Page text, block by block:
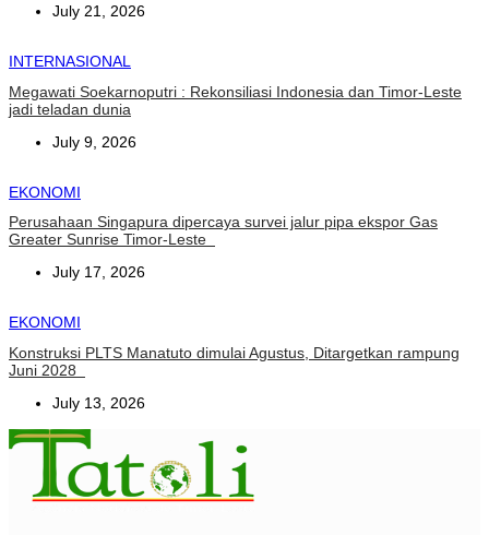
July 21, 2026
INTERNASIONAL
Megawati Soekarnoputri : Rekonsiliasi Indonesia dan Timor-Leste
jadi teladan dunia
July 9, 2026
EKONOMI
Perusahaan Singapura dipercaya survei jalur pipa ekspor Gas
Greater Sunrise Timor-Leste
July 17, 2026
EKONOMI
Konstruksi PLTS Manatuto dimulai Agustus, Ditargetkan rampung
Juni 2028
July 13, 2026